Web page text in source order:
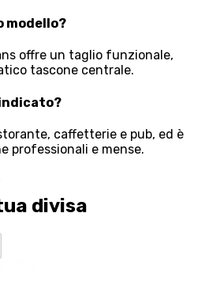
modello?
offre un taglio funzionale,
tascone centrale.
caffetterie e pub, ed è
professionali e mense.
divisa